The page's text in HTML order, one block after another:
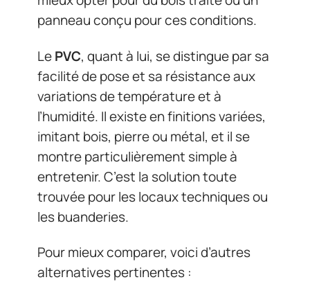
panneau conçu pour ces conditions.
LePVC, quant à lui, se distingue par sa
facilité de pose et sa résistance aux
variations de température et à
l’humidité. Il existe en finitions variées,
imitant bois, pierre ou métal, et il se
montre particulièrement simple à
entretenir. C’est la solution toute
trouvée pour les locaux techniques ou
les buanderies.
Pour mieux comparer, voici d’autres
alternatives pertinentes :